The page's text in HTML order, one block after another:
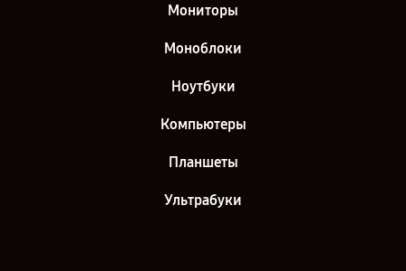
Мониторы
Моноблоки
Ноутбуки
Компьютеры
Планшеты
Ультрабуки